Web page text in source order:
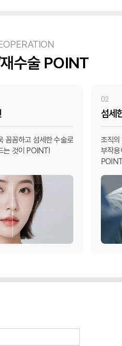
수술 POINT
꼼꼼하고 섬세한 수술로
는 것이 POINT!
02
섬세
조직의
부작용